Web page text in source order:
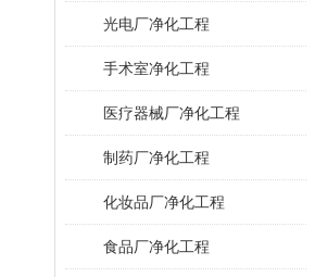
光电厂净化工程
手术室净化工程
医疗器械厂净化工程
制药厂净化工程
化妆品厂净化工程
食品厂净化工程